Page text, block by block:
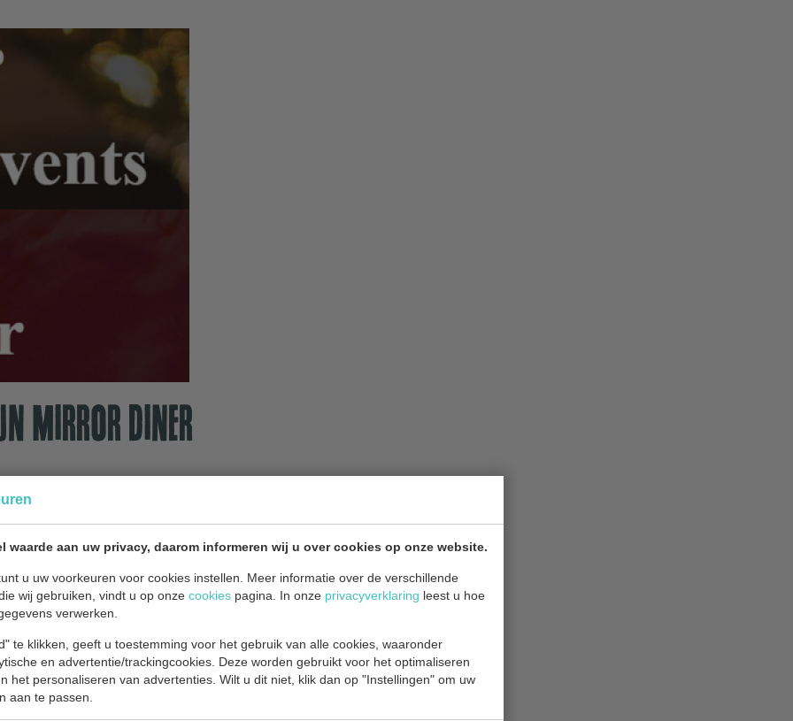
waarde aan uw privacy, daarom informeren wij u over cookies op onze website.
u uw voorkeuren voor cookies instellen. Meer informatie over de verschillende
wij gebruiken, vindt u op onze cookies pagina. In onze privacyverklaring leest u hoe
verwerken.
te klikken, geeft u toestemming voor het gebruik van alle cookies, waaronder
en advertentie/trackingcookies. Deze worden gebruikt voor het optimaliseren
het personaliseren van advertenties. Wilt u dit niet, klik dan op "Instellingen" om uw
aan te passen.
Mirror diner
IJssel in een romantische
romantisch diner. Shared
waarbij de gerechten
info & tickets op de
open events. Op 14